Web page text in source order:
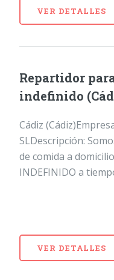
VER DETALLES
Repartidor
indefinido
Cádiz
SLDescripción:
de comida a
INDEFINIDO a
VER DETALLES